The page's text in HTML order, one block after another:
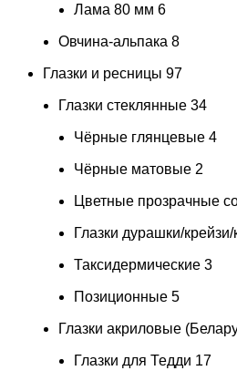
Лама 80 мм 6
Овчина-альпака 8
Глазки и ресницы 97
Глазки стеклянные 34
Чёрные глянцевые 4
Чёрные матовые 2
Цветные прозрачные
Глазки дурашки/
Таксидермические 3
Позиционные 5
Глазки акриловые
Глазки для Тедди 17